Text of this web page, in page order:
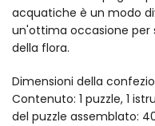
acquatiche è un modo
un'ottima occasione per
della flora.
Dimensioni della
Contenuto: 1 puzzle, 1
del puzzle assemblato: